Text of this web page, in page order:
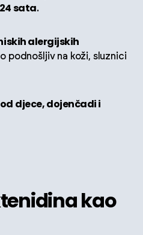
sata.
alergijskih
podnošljiv na koži, sluznici
djece, dojenčadi i
kao